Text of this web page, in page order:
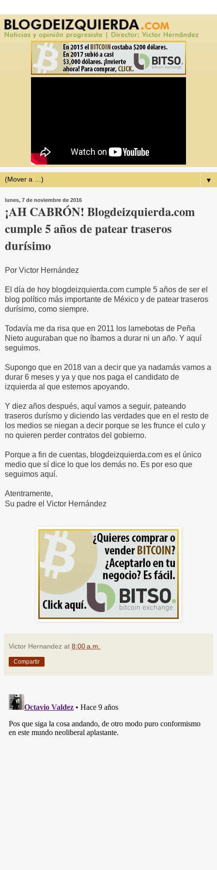
▼
lunes, 7 de noviembre de 2016
¡AH CABRÓN! Blogdeizquierda.com
cumple 5 años de patear traseros
durísimo
Por Victor Hernández
El día de hoy blogdeizquierda.com cumple 5 años de ser el
blog político más importante de México y de patear traseros
durísimo, como siempre.
Todavía me da risa que en 2011 los lamebotas de Peña
Nieto auguraban que no íbamos a durar ni un año. Y aquí
seguimos.
Supongo que en 2018 van a decir que ya nadamás vamos a
durar 6 meses y ya y que nos paga el candidato de
izquierda al que estemos apoyando.
Y diez años después, aquí vamos a seguir, pateando
traseros durísmo y diciendo las verdades que en el resto de
los medios se niegan a decir porque se les frunce el culo y
no quieren perder contratos del gobierno.
Porque a fin de cuentas, blogdeizquierda.com es el único
medio que sí dice lo que los demás no. Es por eso que
seguimos aquí.
Atentramente,
Su padre el Victor Hernández
Victor Hernandez at 8:00 a.m.
Compartir